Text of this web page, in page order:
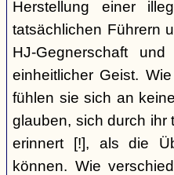
Herstellung einer
tatsächlichen Führern
HJ-Gegnerschaft
einheitlicher Geist.
fühlen sie sich an
glauben, sich durch ihr
erinnert [!], als die
können. Wie